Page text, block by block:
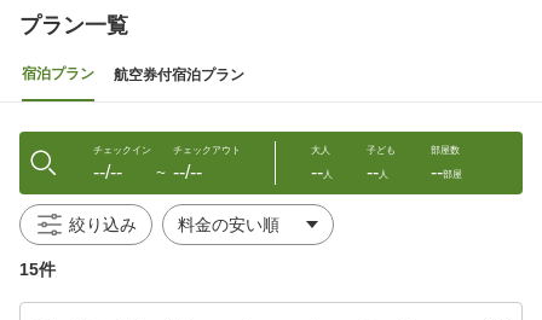
プラン一覧
宿泊プラン 航空券付宿泊プラン
チェックイン
--/-- 〜
チェックアウト
--/--
大人
--人
子ども
--人
部屋数
--部屋
絞り込み
15件